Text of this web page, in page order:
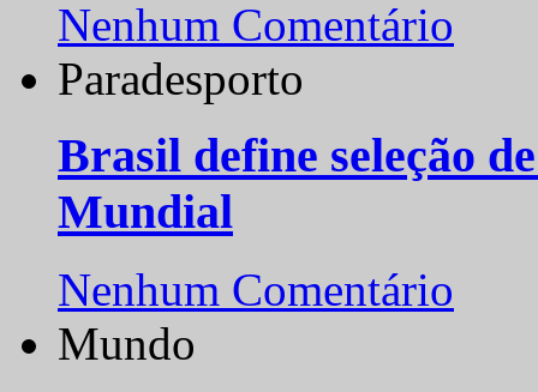
Nenhum Comentário
Paradesporto
Brasil define seleção
Mundial
Nenhum Comentário
Mundo